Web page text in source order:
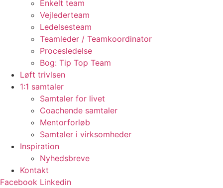
Enkelt team
Vejlederteam
Ledelsesteam
Teamleder / Teamkoordinator
Procesledelse
Bog: Tip Top Team
Løft trivlsen
1:1 samtaler
Samtaler for livet
Coachende samtaler
Mentorforløb
Samtaler i virksomheder
Inspiration
Nyhedsbreve
Kontakt
Facebook Linkedin